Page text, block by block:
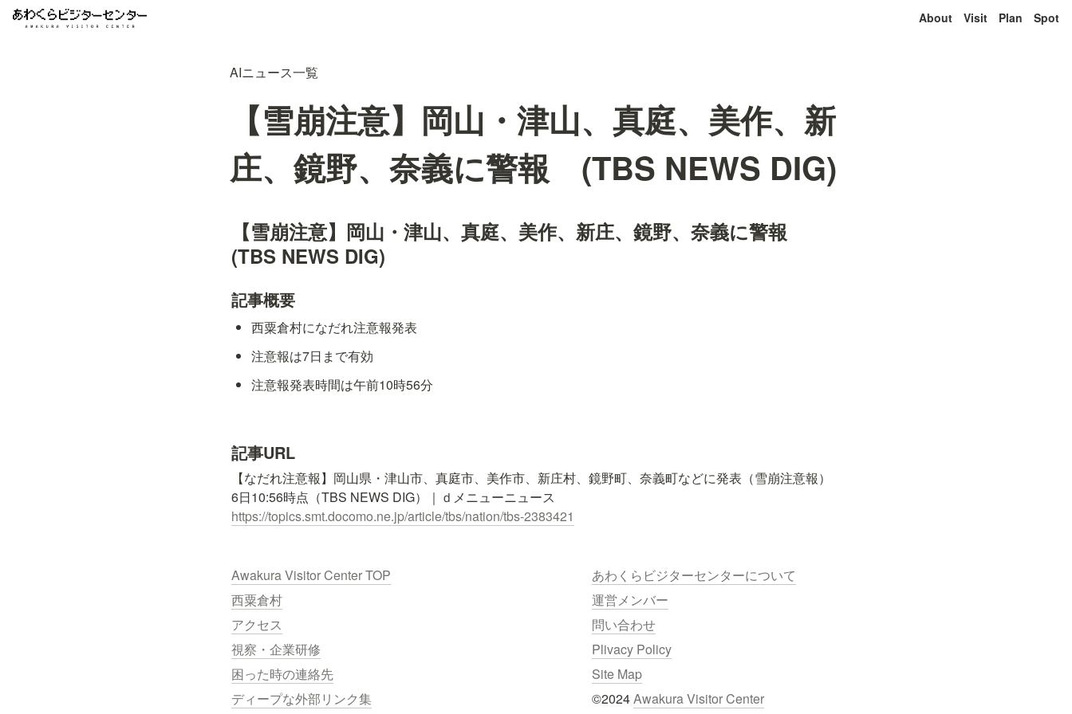
About Visit Plan Spot
AIニュース一覧
【雪崩注意】岡山・津山、真庭、美作、新
庄、鏡野、奈義に警報 (TBS NEWS DIG)
【雪崩注意】岡山・津山、真庭、美作、新庄、鏡野、奈義に警報
(TBS NEWS DIG)
記事概要
西粟倉村になだれ注意報発表
注意報は7日まで有効
注意報発表時間は午前10時56分
記事URL
【なだれ注意報】岡山県・津山市、真庭市、美作市、新庄村、鏡野町、奈義町などに発表（雪崩注意報）
https://topics.smt.docomo.ne.jp/article/tbs/nation/tbs-2383421
Awakura Visitor Center TOP
西粟倉村
アクセス
視察・企業研修
困った時の連絡先
ディープな外部リンク集
あわくらビジターセンターについて
運営メンバー
問い合わせ
Plivacy Policy
Site Map
©2024 Awakura Visitor Center